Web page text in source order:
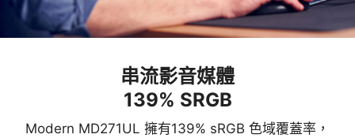
串流影音媒體
139% SRGB
Modern MD271UL 擁有139% sRGB 色域覆蓋率，